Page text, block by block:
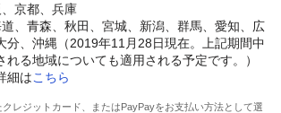
京都、兵庫
、青森、秋田、宮城、新潟、群馬、愛知、広
分、沖縄（2019年11月28日現在。上記期間中
れる地域についても適用される予定です。）
細はこちら
レジットカード、またはPayPayをお支払い方法として選